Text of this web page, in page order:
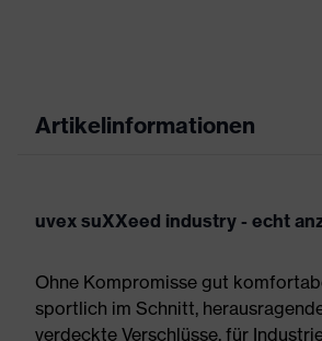
Artikelinformationen
uvex suXXeed industry - echt
Ohne Kompromisse gut
sportlich im Schnitt,
verdeckte Verschlüsse, für